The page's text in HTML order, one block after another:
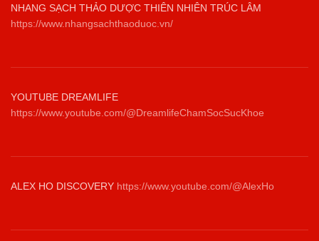
NHANG SẠCH THẢO DƯỢC THIÊN NHIÊN TRÚC LÂM
https://www.nhangsachthaoduoc.vn/
YOUTUBE DREAMLIFE
https://www.youtube.com/@DreamlifeChamSocSucKhoe
ALEX HO DISCOVERY https://www.youtube.com/@AlexHo